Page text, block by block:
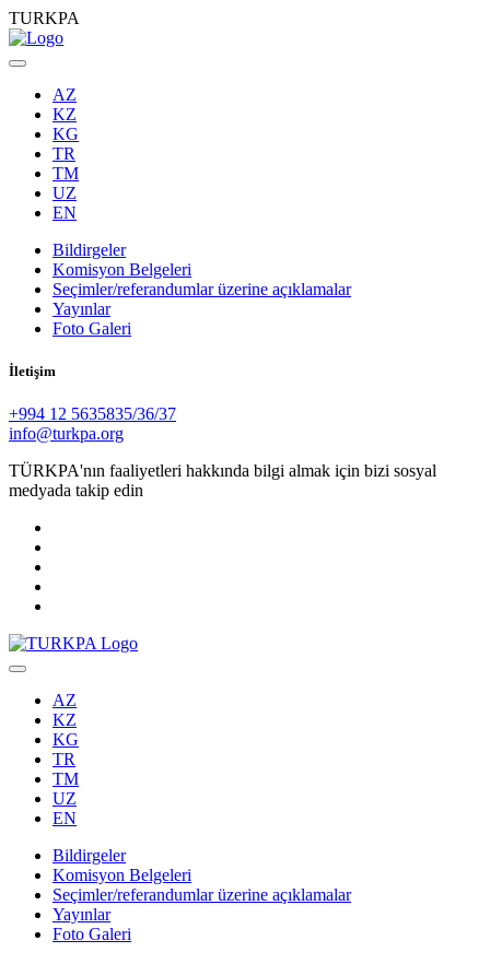
TURKPA
AZ
KZ
KG
TR
TM
UZ
EN
Bildirgeler
Komisyon Belgeleri
Seçimler/referandumlar üzerine açıklamalar
Yayınlar
Foto Galeri
İletişim
+994 12 5635835/36/37
info@turkpa.org
TÜRKPA'nın faaliyetleri hakkında bilgi almak için bizi sosyal
medyada takip edin
AZ
KZ
KG
TR
TM
UZ
EN
Bildirgeler
Komisyon Belgeleri
Seçimler/referandumlar üzerine açıklamalar
Yayınlar
Foto Galeri